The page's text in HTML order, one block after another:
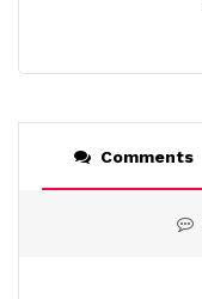
Comments